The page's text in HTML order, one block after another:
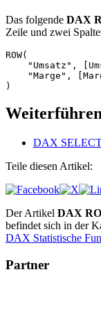
Das folgende DAX
Zeile und zwei
ROW(
"Umsatz",
"Marge",
)
DAX
Teile diesen Artikel:
Der Artikel DAX
befindet sich in der
DAX Statistische
Partner